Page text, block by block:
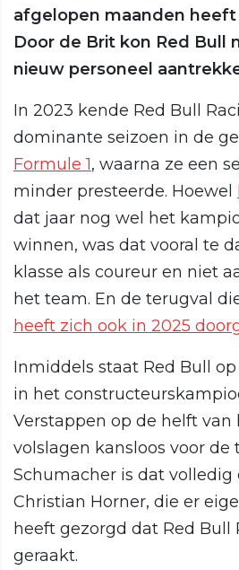
afgelopen maanden
Door de Brit kon Red Bull
nieuw personeel
In 2023 kende Red Bull
dominante seizoen in de
Formule 1, waarna ze een
minder presteerde. Hoewel
dat jaar nog wel het
winnen, was dat vooral te
klasse als coureur en niet
het team. En de terugval
heeft zich ook in 2025
Inmiddels staat Red Bull
in het
Verstappen op de helft van
volslagen kansloos voor de
Schumacher is dat volledig
Christian Horner, die er
heeft gezorgd dat Red Bull
geraakt.